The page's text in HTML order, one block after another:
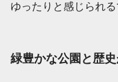
ゆったりと感じられる
緑豊かな公園と歴